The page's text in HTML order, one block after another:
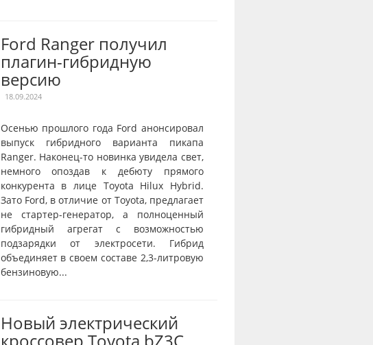
Ford Ranger получил
плагин-гибридную
версию
18.09.2024
Осенью прошлого года Ford анонсировал
выпуск гибридного варианта пикапа
Ranger. Наконец-то новинка увидела свет,
немного опоздав к дебюту прямого
конкурента в лице Toyota Hilux Hybrid.
Зато Ford, в отличие от Toyota, предлагает
не стартер-генератор, а полноценный
гибридный агрегат с возможностью
подзарядки от электросети. Гибрид
объединяет в своем составе 2,3-литровую
бензиновую...
Новый электрический
кроссовер Toyota bZ3C